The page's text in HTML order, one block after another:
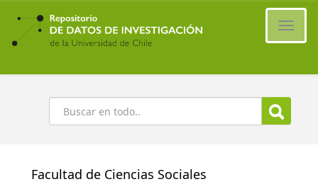
Ir
contenido
principal
Buscar
Facultad de Ciencias Sociales